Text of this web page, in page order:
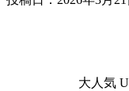
大人気